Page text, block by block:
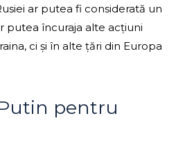
ar putea fi considerată un
putea încuraja alte acțiuni
ci și în alte țări din Europa
pentru